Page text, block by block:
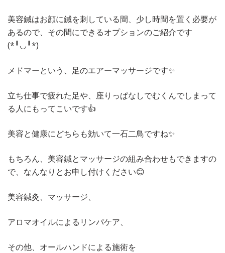
美容鍼はお顔に鍼を刺している間、少し時間を置く必要が
あるので、その間にできるオプションのご紹介です
(*╹◡╹*)
メドマーという、足のエアーマッサージです✨
立ち仕事で疲れた足や、座りっぱなしでむくんでしまって
る人にもってこいです👍
美容と健康にどちらも効いて一石二鳥ですね✨
もちろん、美容鍼とマッサージの組み合わせもできますの
で、なんなりとお申し付けください😊
美容鍼灸、マッサージ、
アロマオイルによるリンパケア、
その他、オールハンドによる施術を